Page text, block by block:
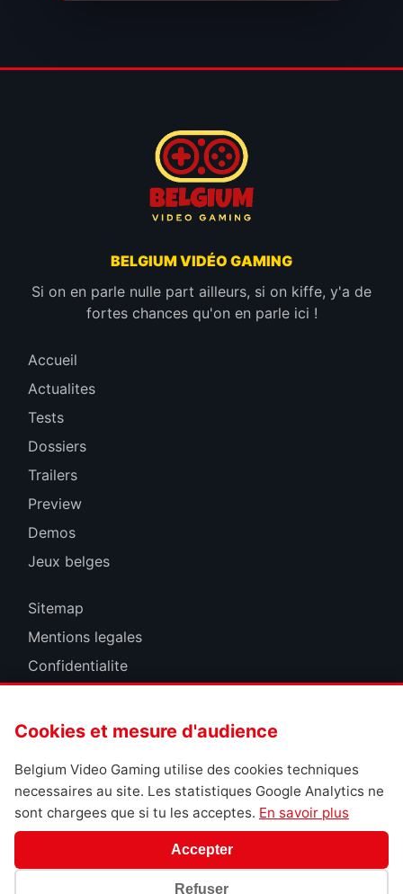
BELGIUM VIDÉO GAMING
Si on en parle nulle part ailleurs, si on kiffe, y'a de
fortes chances qu'on en parle ici !
Accueil
Actualites
Tests
Dossiers
Trailers
Preview
Demos
Jeux belges
Sitemap
Mentions legales
Confidentialite
Cookies et mesure d'audience
Belgium Video Gaming utilise des cookies techniques
necessaires au site. Les statistiques Google Analytics ne
sont chargees que si tu les acceptes. En savoir plus
Accepter
Refuser